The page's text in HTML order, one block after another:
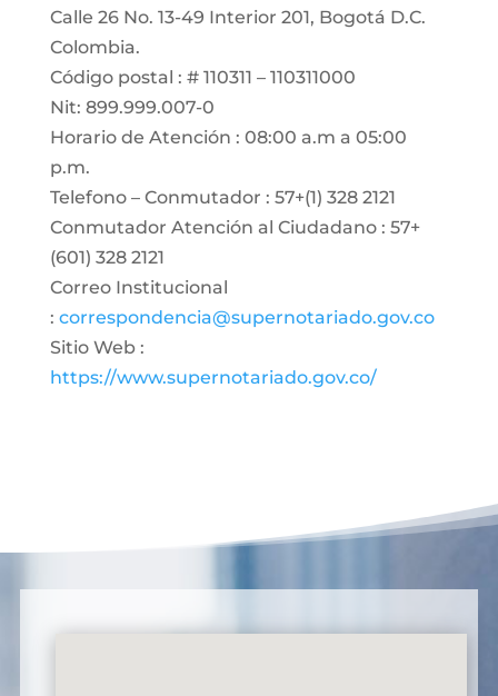
Calle 26 No. 13-49 Interior 201, Bogotá D.C.
Colombia.
Código postal : # 110311 – 110311000
Nit: 899.999.007-0
Horario de Atención : 08:00 a.m a 05:00
p.m.
Telefono – Conmutador : 57+(1) 328 2121
Conmutador Atención al Ciudadano : 57+
(601) 328 2121
Correo Institucional
: correspondencia@supernotariado.gov.co
Sitio Web :
https://www.supernotariado.gov.co/